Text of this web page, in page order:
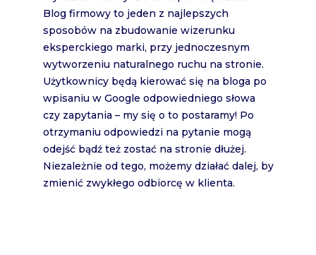
Blog firmowy to jeden z najlepszych
sposobów na zbudowanie wizerunku
eksperckiego marki, przy jednoczesnym
wytworzeniu naturalnego ruchu na stronie.
Użytkownicy będą kierować się na bloga po
wpisaniu w Google odpowiedniego słowa
czy zapytania – my się o to postaramy! Po
otrzymaniu odpowiedzi na pytanie mogą
odejść bądź też zostać na stronie dłużej.
Niezależnie od tego, możemy działać dalej, by
zmienić zwykłego odbiorcę w klienta.